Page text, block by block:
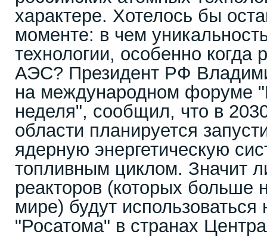
характере. Хотелось бы
моменте: в чем
технологии, особенно когда
АЭС? Президент РФ
на международном форуме
неделя", сообщил, что в
области планируется
ядерную энергетическую
топливным циклом. Значит
реакторов (которых больше
мире) будут
"Росатома" в странах